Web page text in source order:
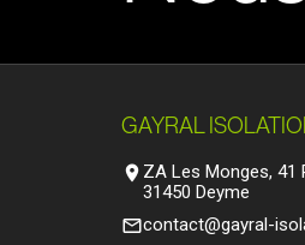
GAYRAL
location_on ZA Les Monges, 41
31450 Deyme
mail_outlinecontact@gayral-